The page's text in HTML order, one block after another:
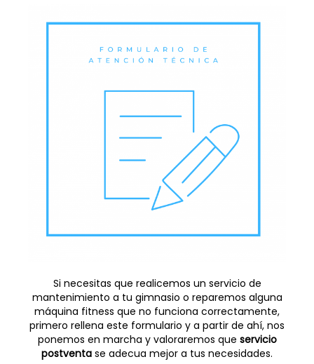
Si necesitas que realicemos un servicio de
mantenimiento a tu gimnasio o reparemos alguna
máquina fitness que no funciona correctamente,
primero rellena este formulario y a partir de ahí, nos
ponemos en marcha y valoraremos que servicio
postventa se adecua mejor a tus necesidades.